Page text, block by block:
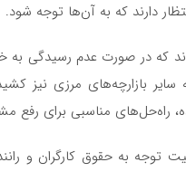
دارند که به آن‌ها توجه شود.
که در صورت عدم رسیدگی به
بازارچه‌های مرزی نیز
مناسبی برای رفع
توجه به حقوق کارگران و